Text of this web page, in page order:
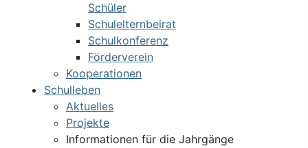
Schüler
Schulelternbeirat
Schulkonferenz
Förderverein
Kooperationen
Schulleben
Aktuelles
Projekte
Informationen für die Jahrgänge